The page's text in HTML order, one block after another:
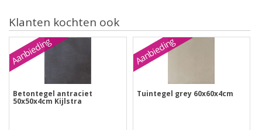
Klanten kochten ook
Aanbieding
Betontegel antraciet
50x50x4cm Kijlstra
Aanbieding
Tuintegel grey 60x60x4cm